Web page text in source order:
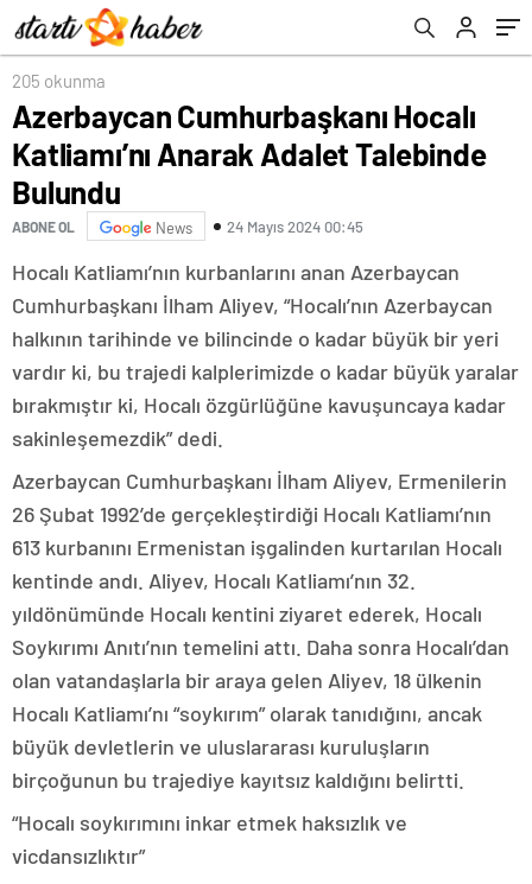
205 okunma
Azerbaycan Cumhurbaşkanı Hocalı
Katliamı’nı Anarak Adalet Talebinde
Bulundu
ABONE OL News 24 Mayıs 2024 00:45
Hocalı Katliamı’nın kurbanlarını anan Azerbaycan
Cumhurbaşkanı İlham Aliyev, “Hocalı’nın Azerbaycan
halkının tarihinde ve bilincinde o kadar büyük bir yeri
vardır ki, bu trajedi kalplerimizde o kadar büyük yaralar
bırakmıştır ki, Hocalı özgürlüğüne kavuşuncaya kadar
sakinleşemezdik” dedi.
Azerbaycan Cumhurbaşkanı İlham Aliyev, Ermenilerin
26 Şubat 1992’de gerçekleştirdiği Hocalı Katliamı’nın
613 kurbanını Ermenistan işgalinden kurtarılan Hocalı
kentinde andı. Aliyev, Hocalı Katliamı’nın 32.
yıldönümünde Hocalı kentini ziyaret ederek, Hocalı
Soykırımı Anıtı’nın temelini attı. Daha sonra Hocalı’dan
olan vatandaşlarla bir araya gelen Aliyev, 18 ülkenin
Hocalı Katliamı’nı “soykırım” olarak tanıdığını, ancak
büyük devletlerin ve uluslararası kuruluşların
birçoğunun bu trajediye kayıtsız kaldığını belirtti.
“Hocalı soykırımını inkar etmek haksızlık ve
vicdansızlıktır”